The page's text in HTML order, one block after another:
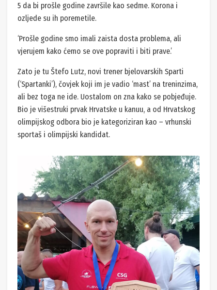
5 da bi prošle godine završile kao sedme. Korona i
ozljede su ih poremetile.
‘Prošle godine smo imali zaista dosta problema, ali
vjerujem kako ćemo se ove popraviti i biti prave.’
Zato je tu Štefo Lutz, novi trener bjelovarskih Sparti
(‘Spartanki’), čovjek koji im je vadio ‘mast’ na treninzima,
ali bez toga ne ide. Uostalom on zna kako se pobjeđuje.
Bio je višestruki prvak Hrvatske u kanuu, a od Hrvatskog
olimpijskog odbora bio je kategoriziran kao – vrhunski
sportaš i olimpijski kandidat.